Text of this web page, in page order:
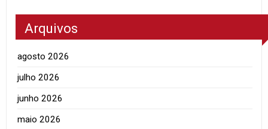
Arquivos
agosto 2026
julho 2026
junho 2026
maio 2026